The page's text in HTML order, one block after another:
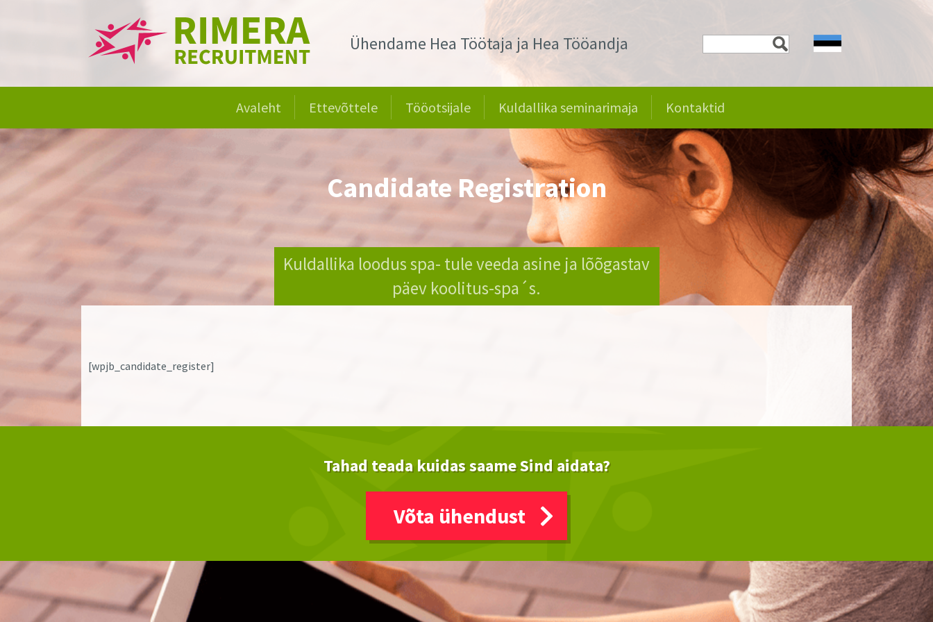
Ühendame Hea Töötaja ja Hea Tööandja
Avaleht Ettevõttele Tööotsijale Kuldallika seminarimaja Kontaktid
Candidate Registration
Kuldallika loodus spa- tule veeda asine ja lõõgastav
päev koolitus-spa´s.
[wpjb_candidate_register]
Tahad teada kuidas saame Sind aidata?
Võta ühendust